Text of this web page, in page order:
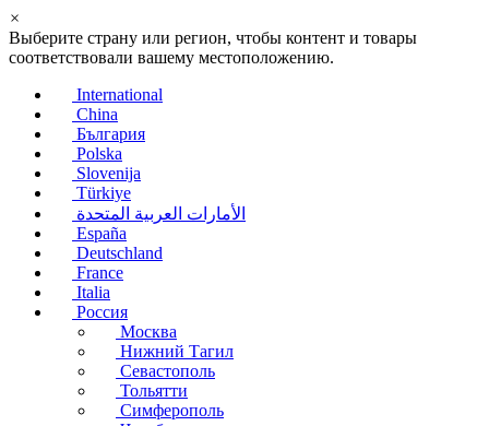
×
Выберите страну или регион, чтобы контент и товары
соответствовали вашему местоположению.
International
China
България
Polska
Slovenija
Türkiye
الأمارات العربية المتحدة
España
Deutschland
France
Italia
Россия
Москва
Нижний Тагил
Севастополь
Тольятти
Симферополь